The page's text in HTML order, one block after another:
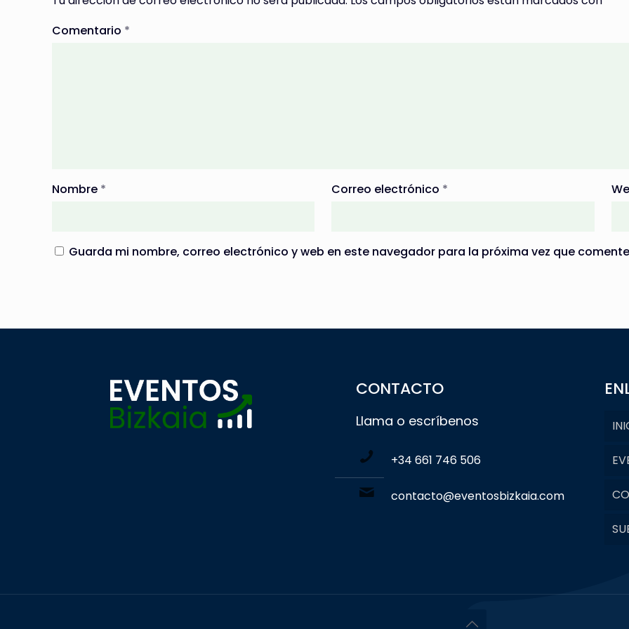
Comentario *
Nombre * Correo electrónico *
Guarda mi nombre, correo electrónico y web en este navegador para la próxima vez que
CONTACTO
Llama o escríbenos
+34 661 746 506
contacto@eventosbizkaia.com